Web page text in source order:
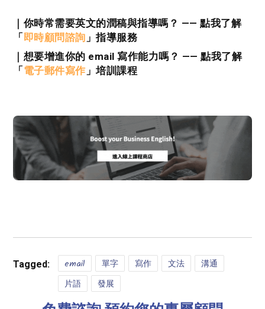
｜你時常需要英文的潤稿與指導嗎？ —— 點我了解
「 即時顧問諮詢 」指導服務
｜ 想要增進你的 email 寫作能力嗎？ —— 點我了解
「電子郵件寫作 」培訓課程
Tagged: email 單字 寫作 文法
溝通
片語
發展